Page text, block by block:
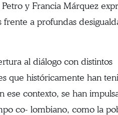
y Francia Márquez
a profundas
al diálogo con distintos
que históricamente han
ese contexto, se han
co- lombiano, como la